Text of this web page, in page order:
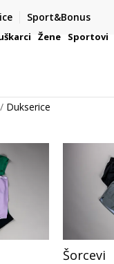
Sport&Bonus
ZA POTROŠAČE
Žene Sportovi
Dukserice
Šorcevi